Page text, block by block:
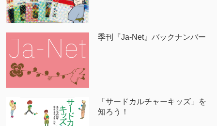
季刊『Ja-Net』バックナンバー
「サードカルチャーキッズ」を
知ろう！